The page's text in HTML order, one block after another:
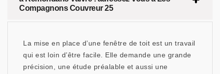
Compagnons Couvreur 25
La mise en place d’une fenêtre de toit est un travail
qui est loin d’être facile. Elle demande une grande
précision, une étude préalable et aussi une